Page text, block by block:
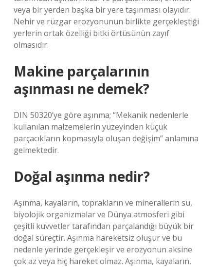
veya bir yerden başka bir yere taşınması olayıdır.
Nehir ve rüzgar erozyonunun birlikte gerçekleştiği
yerlerin ortak özelliği bitki örtüsünün zayıf
olmasıdır.
Makine parçalarının
aşınması ne demek?
DIN 50320’ye göre aşınma; “Mekanik nedenlerle
kullanılan malzemelerin yüzeyinden küçük
parçacıkların kopmasıyla oluşan değişim” anlamına
gelmektedir.
Doğal aşınma nedir?
Aşınma, kayaların, toprakların ve minerallerin su,
biyolojik organizmalar ve Dünya atmosferi gibi
çeşitli kuvvetler tarafından parçalandığı büyük bir
doğal süreçtir. Aşınma hareketsiz oluşur ve bu
nedenle yerinde gerçekleşir ve erozyonun aksine
çok az veya hiç hareket olmaz. Aşınma, kayaların,